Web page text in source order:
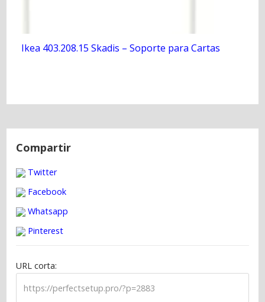
Ikea 403.208.15 Skadis – Soporte para Cartas
N
Compartir
Twitter
Facebook
Whatsapp
Pinterest
URL corta: